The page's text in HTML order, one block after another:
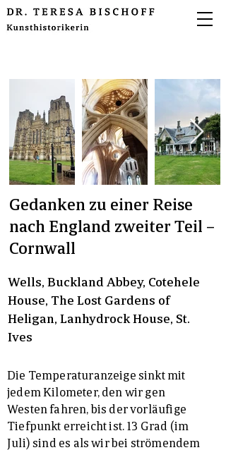
Gedanken zu einer Reise
nach England zweiter Teil –
Cornwall
Wells, Buckland Abbey, Cotehele
House, The Lost Gardens of
Heligan, Lanhydrock House, St.
Ives
Die Temperaturanzeige sinkt mit
jedem Kilometer, den wir gen
Westen fahren, bis der vorläufige
Tiefpunkt erreicht ist. 13 Grad (im
Juli) sind es als wir bei strömendem